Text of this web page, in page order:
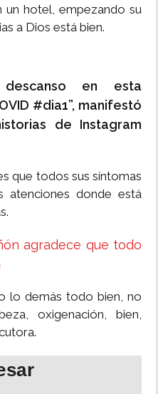
un hotel, empezando su
a Dios está bien.
en esta
#dia1”, manifestó
de Instagram
que todos sus síntomas
atenciones donde está
agradece que todo
lo demás todo bien, no
oxigenación, bien,